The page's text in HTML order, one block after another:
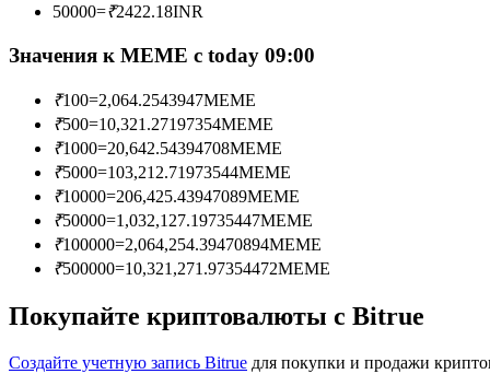
Станьте копи-трейдером
Наслаждайтесь распределением прибыли и комиссиями
50000=₹2422.18INR
Значения к MEME с today 09:00
₹100=2,064.2543947MEME
₹500=10,321.27197354MEME
₹1000=20,642.54394708MEME
₹5000=103,212.71973544MEME
₹10000=206,425.43947089MEME
₹50000=1,032,127.19735447MEME
₹100000=2,064,254.39470894MEME
₹500000=10,321,271.97354472MEME
Покупайте криптовалюты с Bitrue
Создайте учетную запись Bitrue для покупки и продажи